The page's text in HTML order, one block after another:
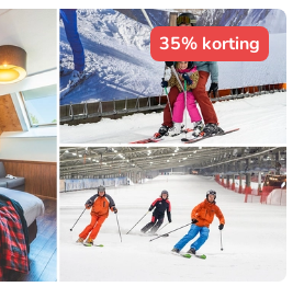
35% korting